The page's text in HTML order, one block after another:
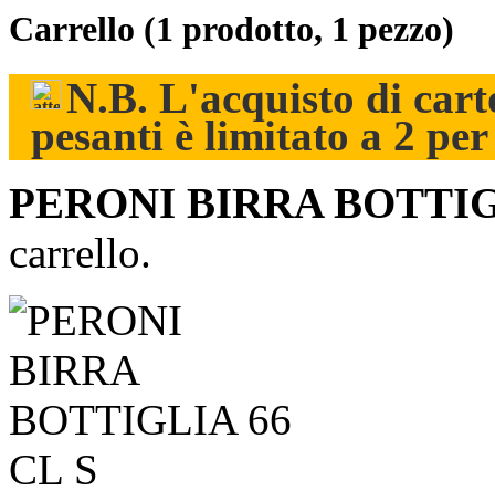
Carrello (1 prodotto, 1 pezzo)
N.B. L'acquisto di
pesanti è limitato a 2 per
PERONI BIRRA
carrello.